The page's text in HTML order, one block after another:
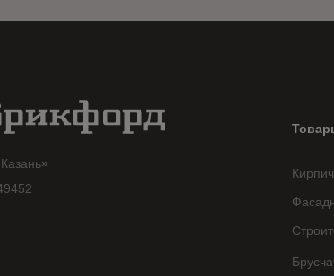
Кирпич
»